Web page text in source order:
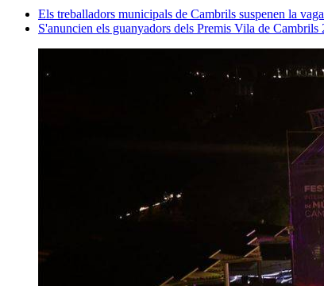
Els treballadors municipals de Cambrils suspenen la
S'anuncien els guanyadors dels Premis Vila de